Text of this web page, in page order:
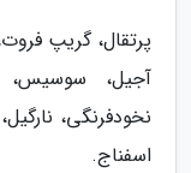
پرتقال، گریپ
آجیل، سوسیس،
نخودفرنگی،
اسفناج.